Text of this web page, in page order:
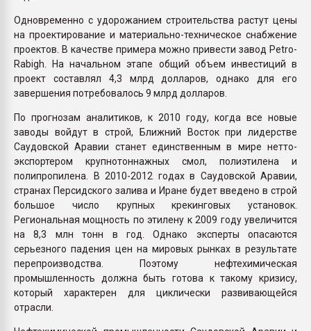
Одновременно с удорожанием строительства растут цены
на проектирование и материально-техническое снабжение
проектов. В качестве примера можно привести завод Petro-
Rabigh. На начальном этапе общий объем инвестиций в
проект составлял 4,3 млрд долларов, однако для его
завершения потребовалось 9 млрд долларов.
По прогнозам аналитиков, к 2010 году, когда все новые
заводы войдут в строй, Ближний Восток при лидерстве
Саудовской Аравии станет единственным в мире нетто-
экспортером крупнотоннажных смол, полиэтилена и
полипропилена. В 2010-2012 годах в Саудовской Аравии,
странах Персидского залива и Иране будет введено в строй
большое число крупных крекинговых установок.
Региональная мощность по этилену к 2009 году увеличится
на 8,3 млн тонн в год. Однако эксперты опасаются
серьезного падения цен на мировых рынках в результате
перепроизводства. Поэтому нефтехимическая
промышленность должна быть готова к такому кризису,
который характерен для циклически развивающейся
отрасли.